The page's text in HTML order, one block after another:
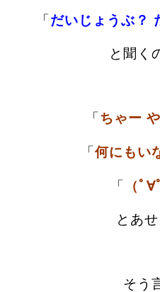
「だいじょうぶ？
と聞く
「 ちゃー
「何にもい
「 （ﾟ
とあせ
そう